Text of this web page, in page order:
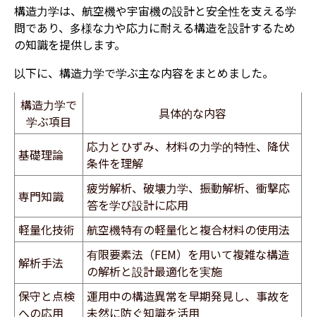
構造力学は、航空機や宇宙機の設計と安全性を支える学
問であり、多様な力や応力に耐える構造を設計するため
の知識を提供します。
以下に、構造力学で学ぶ主な内容をまとめました。
構造力学で
学ぶ項目
具体的な内容
基礎理論
応力とひずみ、材料の力学的特性、降伏
条件を理解
専門知識
疲労解析、破壊力学、振動解析、衝撃応
答を学び設計に応用
軽量化技術
航空機特有の軽量化と複合材料の使用法
解析手法
有限要素法（FEM）を用いて複雑な構造
の解析と設計最適化を実施
保守と点検
への応用
運用中の構造異常を早期発見し、事故を
未然に防ぐ知識を活用